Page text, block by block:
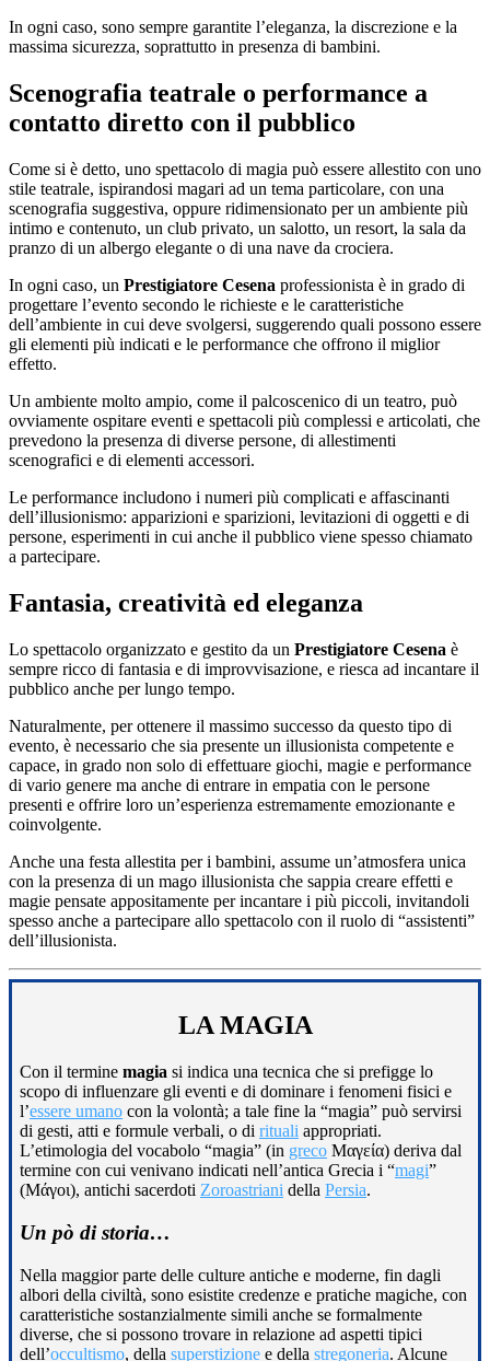
In ogni caso, sono sempre garantite l’eleganza, la discrezione e la
massima sicurezza, soprattutto in presenza di bambini.
Scenografia teatrale o performance a
contatto diretto con il pubblico
Come si è detto, uno spettacolo di magia può essere allestito con uno
stile teatrale, ispirandosi magari ad un tema particolare, con una
scenografia suggestiva, oppure ridimensionato per un ambiente più
intimo e contenuto, un club privato, un salotto, un resort, la sala da
pranzo di un albergo elegante o di una nave da crociera.
In ogni caso, un Prestigiatore Cesena professionista è in grado di
progettare l’evento secondo le richieste e le caratteristiche
dell’ambiente in cui deve svolgersi, suggerendo quali possono essere
gli elementi più indicati e le performance che offrono il miglior
effetto.
Un ambiente molto ampio, come il palcoscenico di un teatro, può
ovviamente ospitare eventi e spettacoli più complessi e articolati, che
prevedono la presenza di diverse persone, di allestimenti
scenografici e di elementi accessori.
Le performance includono i numeri più complicati e affascinanti
dell’illusionismo: apparizioni e sparizioni, levitazioni di oggetti e di
persone, esperimenti in cui anche il pubblico viene spesso chiamato
a partecipare.
Fantasia, creatività ed eleganza
Lo spettacolo organizzato e gestito da un Prestigiatore Cesena è
sempre ricco di fantasia e di improvvisazione, e riesca ad incantare il
pubblico anche per lungo tempo.
Naturalmente, per ottenere il massimo successo da questo tipo di
evento, è necessario che sia presente un illusionista competente e
capace, in grado non solo di effettuare giochi, magie e performance
di vario genere ma anche di entrare in empatia con le persone
presenti e offrire loro un’esperienza estremamente emozionante e
coinvolgente.
Anche una festa allestita per i bambini, assume un’atmosfera unica
con la presenza di un mago illusionista che sappia creare effetti e
magie pensate appositamente per incantare i più piccoli, invitandoli
spesso anche a partecipare allo spettacolo con il ruolo di “assistenti”
dell’illusionista.
LA MAGIA
Con il termine magia si indica una tecnica che si prefigge lo
scopo di influenzare gli eventi e di dominare i fenomeni fisici e
l’essere umano con la volontà; a tale fine la “magia” può servirsi
di gesti, atti e formule verbali, o di rituali appropriati.
L’etimologia del vocabolo “magia” (in greco Μαγεία) deriva dal
termine con cui venivano indicati nell’antica Grecia i “magi”
(Μάγοι), antichi sacerdoti Zoroastriani della Persia.
Un pò di storia…
Nella maggior parte delle culture antiche e moderne, fin dagli
albori della civiltà, sono esistite credenze e pratiche magiche, con
caratteristiche sostanzialmente simili anche se formalmente
diverse, che si possono trovare in relazione ad aspetti tipici
dell’occultismo, della superstizione e della stregoneria. Alcune